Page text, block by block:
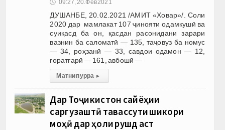
🕔 09:27, 20.Фев 2021
ДУШАНБЕ, 20.02.2021 /АМИТ «Ховар»/. Соли
2020 дар мамлакат 107 ҷинояти одамкушӣ ва
суиқасд ба он, қасдан расонидани зарари
вазнин ба саломатӣ — 135, таҷовуз ба номус
— 34, роҳзанӣ — 33, савдои одамон — 12,
ғоратгарӣ — 161, авбошӣ —
Матни пурра ▸
Дар Тоҷикистон сайёҳии
саргузаштӣ тавассути шикори
моҳӣ дар ҳоли рушд аст